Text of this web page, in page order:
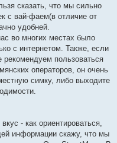
сказать, что мы сильно
с вай-фаем(в отличие от
удобней.
во многих местах было
с интернетом. Также, если
рекомендуем пользоваться
операторов, он очень
симку, либо выходите
- как ориентироваться,
информации скажу, что мы